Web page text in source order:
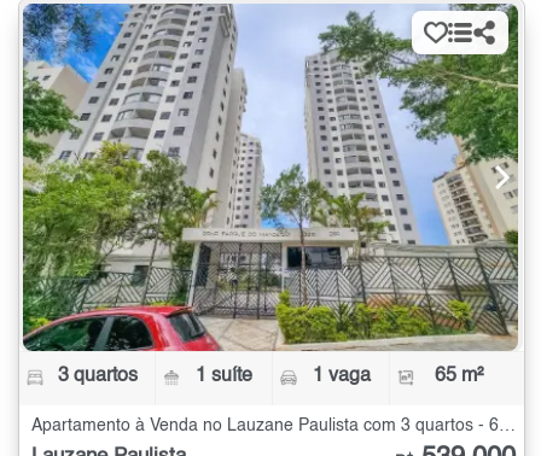
3 quartos 1 suíte 1 vaga 65 m²
Apartamento à Venda no Lauzane Paulista com 3 quartos - 65 m²